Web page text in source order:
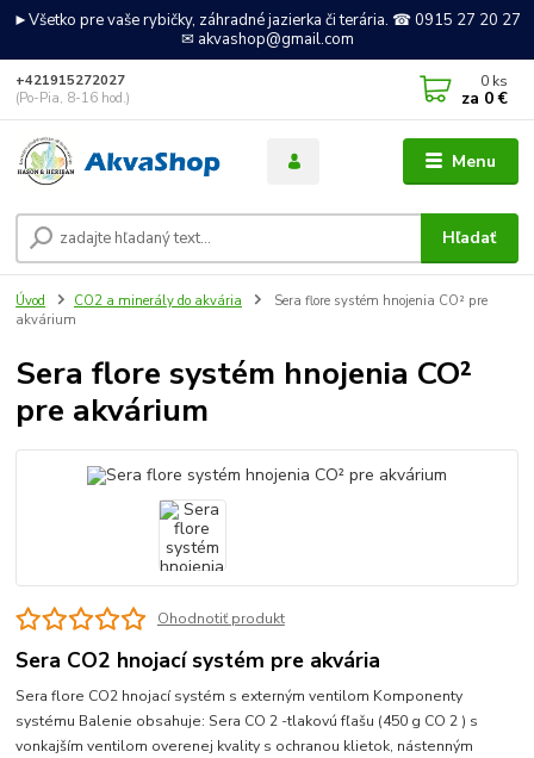
►Všetko pre vaše rybičky, záhradné jazierka či terária. ☎ 0915 27 20 27
✉ akvashop@gmail.com
Menu
Hľadať
+421915272027
(Po-Pia, 8-16 hod.)
0 ks
za 0 €
Úvod CO2 a minerály do akvária
Sera flore systém hnojenia CO² pre
akvárium
Sera flore systém hnojenia CO²
pre akvárium
Ohodnotiť produkt
Sera CO2 hnojací systém pre akvária
Sera flore CO2 hnojací systém s externým ventilom Komponenty
systému Balenie obsahuje: Sera CO 2 -tlakovú fľašu (450 g CO 2 ) s
vonkajším ventilom overenej kvality s ochranou klietok, nástenným